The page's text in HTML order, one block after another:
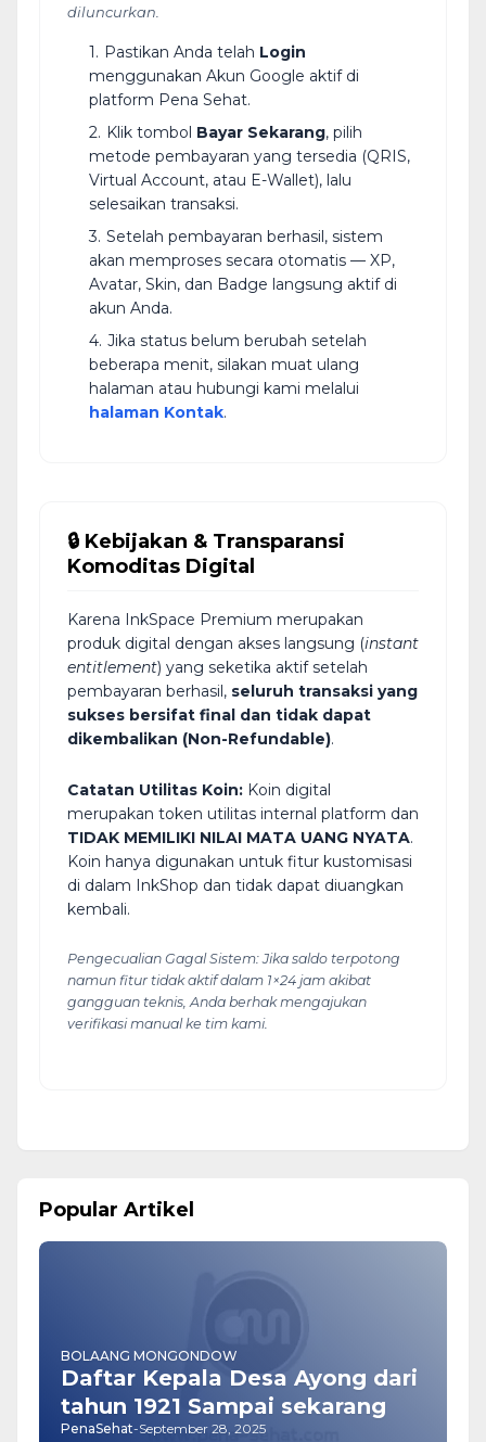
diluncurkan.
Pastikan Anda telah Login
menggunakan Akun Google aktif di
platform Pena Sehat.
Klik tombol Bayar Sekarang, pilih
metode pembayaran yang tersedia (QRIS,
Virtual Account, atau E-Wallet), lalu
selesaikan transaksi.
Setelah pembayaran berhasil, sistem
akan memproses secara otomatis — XP,
Avatar, Skin, dan Badge langsung aktif di
akun Anda.
Jika status belum berubah setelah
beberapa menit, silakan muat ulang
halaman atau hubungi kami melalui
halaman Kontak.
🔒 Kebijakan & Transparansi
Komoditas Digital
Karena InkSpace Premium merupakan
produk digital dengan akses langsung (instant
entitlement) yang seketika aktif setelah
pembayaran berhasil, seluruh transaksi yang
sukses bersifat final dan tidak dapat
dikembalikan (Non-Refundable).
Catatan Utilitas Koin: Koin digital
merupakan token utilitas internal platform dan
TIDAK MEMILIKI NILAI MATA UANG NYATA.
Koin hanya digunakan untuk fitur kustomisasi
di dalam InkShop dan tidak dapat diuangkan
kembali.
Pengecualian Gagal Sistem: Jika saldo terpotong
namun fitur tidak aktif dalam 1×24 jam akibat
gangguan teknis, Anda berhak mengajukan
verifikasi manual ke tim kami.
Popular Artikel
BOLAANG MONGONDOW
Daftar Kepala Desa Ayong dari
tahun 1921 Sampai sekarang
PenaSehat-September 28, 2025